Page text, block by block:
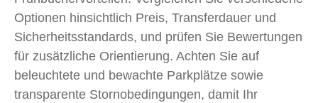
Optionen hinsichtlich Preis, Transferdauer und
Sicherheitsstandards, und prüfen Sie Bewertungen
für zusätzliche Orientierung. Achten Sie auf
beleuchtete und bewachte Parkplätze sowie
transparente Stornobedingungen, damit Ihr